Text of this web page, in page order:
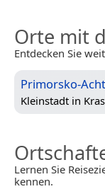
Orte mit
Entdecken Sie
Primorsko-
Kleinstadt in
Lernen Sie
kennen.